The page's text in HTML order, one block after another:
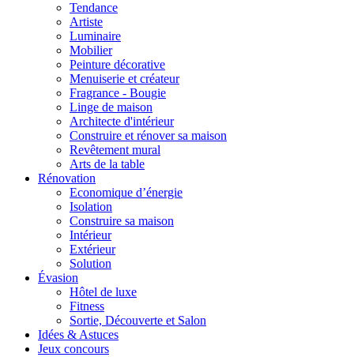
Tendance
Artiste
Luminaire
Mobilier
Peinture décorative
Menuiserie et créateur
Fragrance - Bougie
Linge de maison
Architecte d'intérieur
Construire et rénover sa maison
Revêtement mural
Arts de la table
Rénovation
Economique d’énergie
Isolation
Construire sa maison
Intérieur
Extérieur
Solution
Évasion
Hôtel de luxe
Fitness
Sortie, Découverte et Salon
Idées & Astuces
Jeux concours